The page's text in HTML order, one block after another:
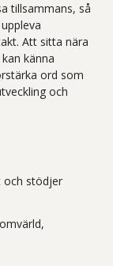
tillsammans, så
Att sitta nära
känna
ord som
och
och stödjer